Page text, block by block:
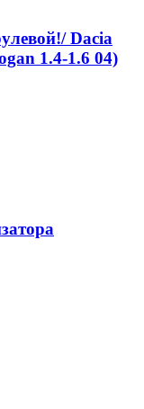
Dacia
1.4-1.6 04)